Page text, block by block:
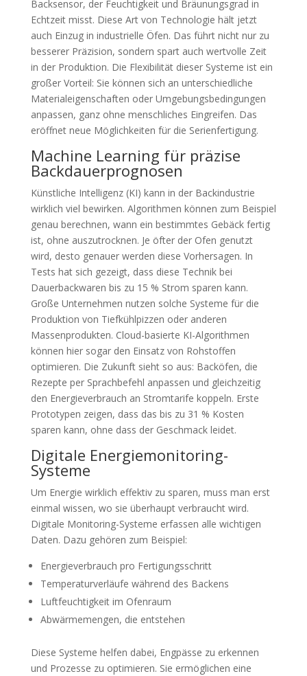
Backsensor, der Feuchtigkeit und Bräunungsgrad in
Echtzeit misst. Diese Art von Technologie hält jetzt
auch Einzug in industrielle Öfen. Das führt nicht nur zu
besserer Präzision, sondern spart auch wertvolle Zeit
in der Produktion. Die Flexibilität dieser Systeme ist ein
großer Vorteil: Sie können sich an unterschiedliche
Materialeigenschaften oder Umgebungsbedingungen
anpassen, ganz ohne menschliches Eingreifen. Das
eröffnet neue Möglichkeiten für die Serienfertigung.
Machine Learning für präzise
Backdauerprognosen
Künstliche Intelligenz (KI) kann in der Backindustrie
wirklich viel bewirken. Algorithmen können zum Beispiel
genau berechnen, wann ein bestimmtes Gebäck fertig
ist, ohne auszutrocknen. Je öfter der Ofen genutzt
wird, desto genauer werden diese Vorhersagen. In
Tests hat sich gezeigt, dass diese Technik bei
Dauerbackwaren bis zu 15 % Strom sparen kann.
Große Unternehmen nutzen solche Systeme für die
Produktion von Tiefkühlpizzen oder anderen
Massenprodukten. Cloud-basierte KI-Algorithmen
können hier sogar den Einsatz von Rohstoffen
optimieren. Die Zukunft sieht so aus: Backöfen, die
Rezepte per Sprachbefehl anpassen und gleichzeitig
den Energieverbrauch an Stromtarife koppeln. Erste
Prototypen zeigen, dass das bis zu 31 % Kosten
sparen kann, ohne dass der Geschmack leidet.
Digitale Energiemonitoring-
Systeme
Um Energie wirklich effektiv zu sparen, muss man erst
einmal wissen, wo sie überhaupt verbraucht wird.
Digitale Monitoring-Systeme erfassen alle wichtigen
Daten. Dazu gehören zum Beispiel:
Energieverbrauch pro Fertigungsschritt
Temperaturverläufe während des Backens
Luftfeuchtigkeit im Ofenraum
Abwärmemengen, die entstehen
Diese Systeme helfen dabei, Engpässe zu erkennen
und Prozesse zu optimieren. Sie ermöglichen eine